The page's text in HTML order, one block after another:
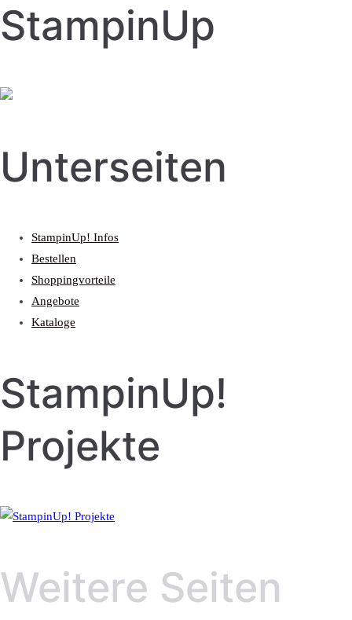
StampinUp
Unterseiten
StampinUp! Infos
Bestellen
Shoppingvorteile
Angebote
Kataloge
StampinUp!
Projekte
Weitere Seiten